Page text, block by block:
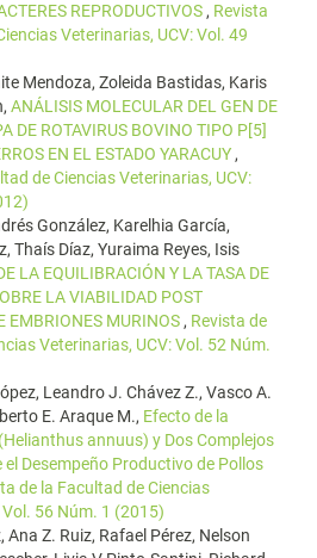
REPRODUCTIVOS , Revista
Veterinarias, UCV: Vol. 49
Mendoza, Zoleida Bastidas, Karis
ANÁLISIS MOLECULAR DEL GEN DE
DE ROTAVIRUS BOVINO TIPO P[5]
EN EL ESTADO YARACUY ,
de Ciencias Veterinarias, UCV:
González, Karelhia García,
Thaís Díaz, Yuraima Reyes, Isis
LA EQUILIBRACIÓN Y LA TASA DE
LA VIABILIDAD POST
EMBRIONES MURINOS , Revista de
Veterinarias, UCV: Vol. 52 Núm.
Leandro J. Chávez Z., Vasco A.
E. Araque M., Efecto de la
annuus) y Dos Complejos
Desempeño Productivo de Pollos
de la Facultad de Ciencias
56 Núm. 1 (2015)
Ana Z. Ruiz, Rafael Pérez, Nelson